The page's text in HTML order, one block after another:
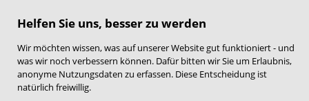
Helfen Sie uns, besser zu werden
Wir möchten wissen, was auf unserer Website gut funktioniert - und
was wir noch verbessern können. Dafür bitten wir Sie um Erlaubnis,
anonyme Nutzungsdaten zu erfassen. Diese Entscheidung ist
natürlich freiwillig.